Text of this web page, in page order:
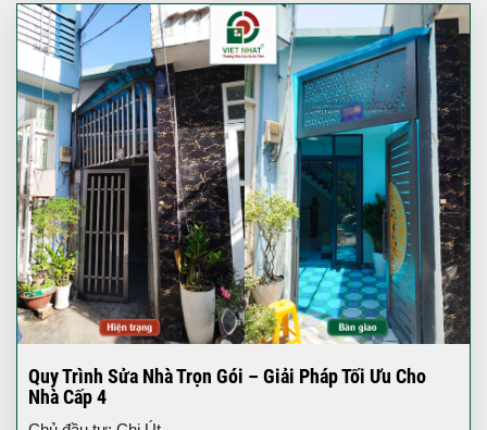
Quy Trình Sửa Nhà Trọn Gói – Giải Pháp Tối Ưu Cho
Nhà Cấp 4